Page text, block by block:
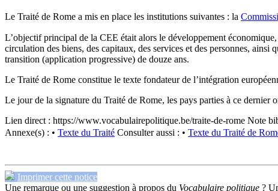
Le Traité de Rome a mis en place les institutions suivantes : la
L’objectif principal de la CEE était alors le développement
circulation des biens, des capitaux, des services et des personnes,
transition (application progressive) de douze ans.
Le Traité de Rome constitue le texte fondateur de l’intégration
Le jour de la signature du Traité de Rome, les pays parties à ce
Lien direct : https://www.vocabulairepolitique.be/traite-de-rome Note
Annexe(s) : • Texte du Traité Consulter aussi : • Texte du Traité de
Imprimer cette notice
Une remarque ou une suggestion à propos du Vocabulaire politique ?